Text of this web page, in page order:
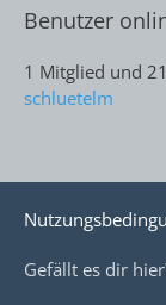
Benutzer
1 Mitglied und
schluetelm
Gefällt es dir